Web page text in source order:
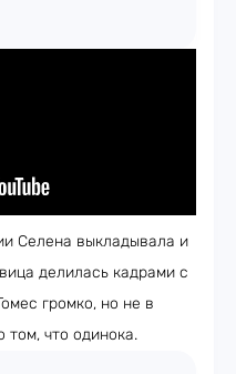
Селена выкладывала и
делилась кадрами с
громко, но не в
том, что одинока.